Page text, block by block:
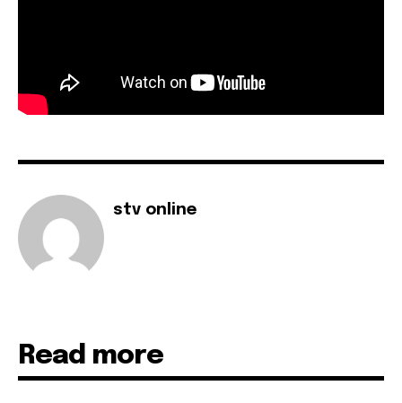
stv online
Read more